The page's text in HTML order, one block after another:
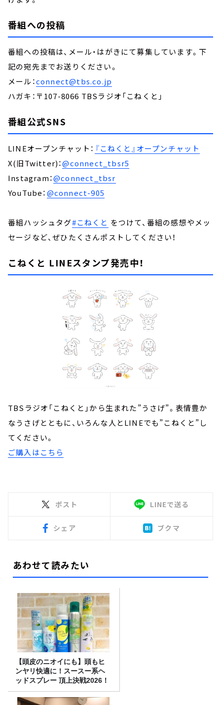
番組への投稿
番組への投稿は、メール・はがきにて募集しています。下
記の宛先までお送りください。
メール：connect@tbs.co.jp
ハガキ：〒107-8066 TBSラジオ「こねくと」
番組公式SNS
LINEオープンチャット： 『こねくと』オープンチャット
X(旧Twitter)：@connect_tbsr5
Instagram：@connect_tbsr
YouTube：@connect-905
番組ハッシュタグ#こねくと をつけて、番組の感想やメッ
セージなど、ぜひたくさんポストしてください！
こねくと LINEスタンプ発売中！
TBSラジオ「こねくと」から生まれた”うさげ”。表情豊か
なうさげとともに、いろんな人とLINEでも”こねくと”し
てください。
ご購入はこちら
ポスト LINEで送る
シェア ブクマ
あわせて読みたい
【頭皮のニオイにも】頭もヒ
ンヤリ快適に！スースー系ヘ
ッドスプレー 頂上決戦2026！